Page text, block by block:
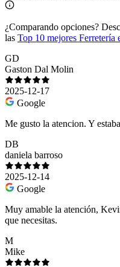
¿Comparando opciones?
las Top 10 mejores Ferretería
GD
Gaston Dal Molin
2025-12-17
Google
Me gusto la atencion. Y
DB
daniela barroso
2025-12-14
Google
Muy amable la atención,
que necesitas.
M
Mike